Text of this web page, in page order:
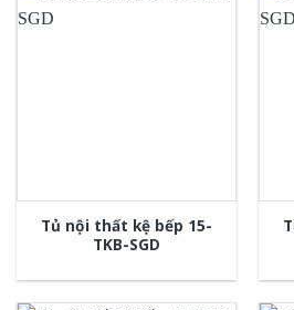
Tủ nội thất kệ bếp 15-
TKB-SGD